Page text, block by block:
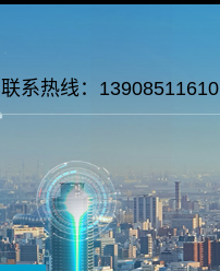
联系热线：13908511610